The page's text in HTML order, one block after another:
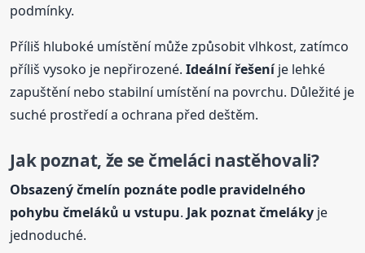
podmínky.
Příliš hluboké umístění může způsobit vlhkost, zatímco
příliš vysoko je nepřirozené.Ideální řešeníje lehké
zapuštění nebo stabilní umístění na povrchu. Důležité je
suché prostředí a ochrana před deštěm.
Jak poznat, že se čmeláci nastěhovali?
Obsazenýčmelín poznáte podle pravidelného
pohybu čmeláků u vstupu. Jak poznat čmeláky je
jednoduché.